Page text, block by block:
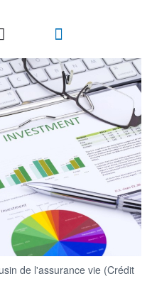
de l'assurance vie (Crédit